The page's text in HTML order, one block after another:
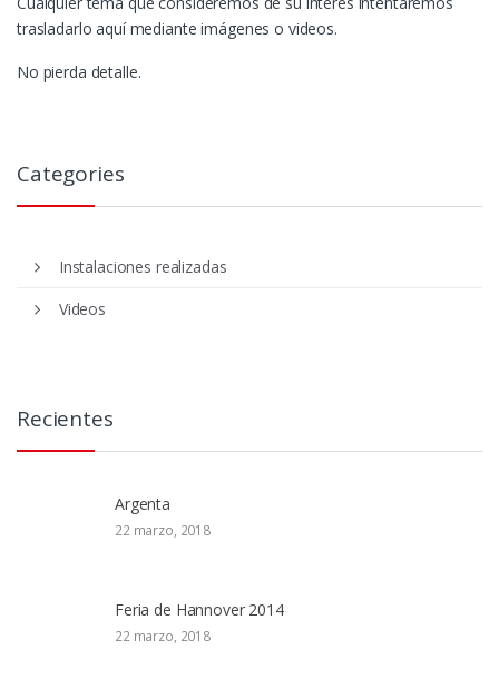
trasladarlo aquí mediante imágenes o videos.
No pierda detalle.
Categories
Instalaciones realizadas
Videos
Recientes
Argenta
22 marzo, 2018
Feria de Hannover 2014
22 marzo, 2018